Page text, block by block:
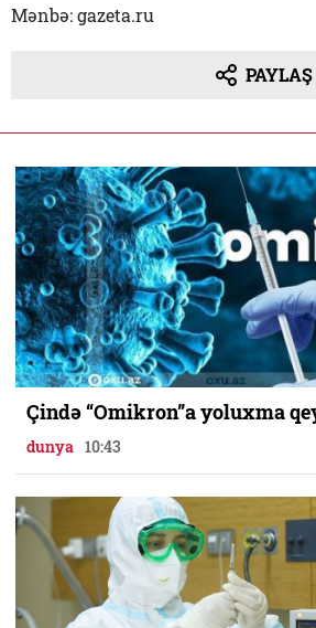
Mənbə: gazeta.ru
PAYLAŞ
Çində “Omikron”a yoluxma
dunya 10:43